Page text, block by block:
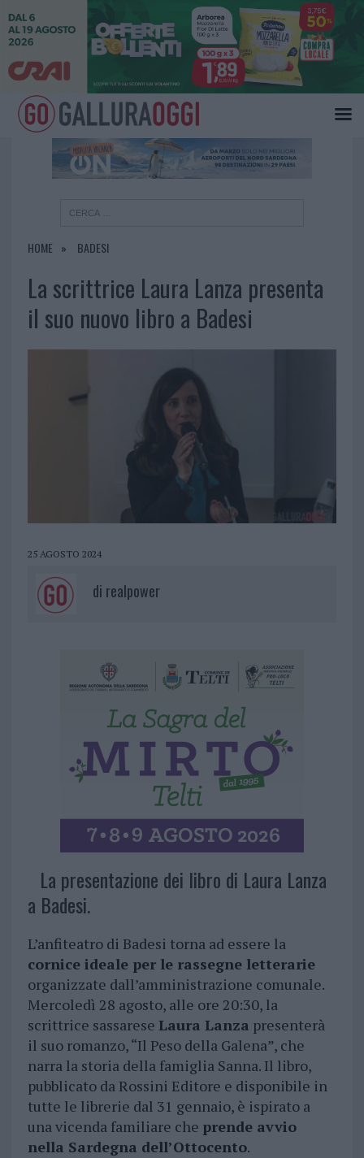
HOME BADESI
La scrittrice Laura Lanza presenta
il suo nuovo libro a Badesi
25 AGOSTO 2024
di realpower
La presentazione dei libro di Laura Lanza
a Badesi.
L’anfiteatro di Badesi torna ad essere la
cornice ideale per le rassegne letterarie
organizzate dall’amministrazione comunale.
Mercoledì 28 agosto, alle ore 20:30, la
scrittrice sassarese Laura Lanza presenterà
il suo romanzo, “Il Peso della Galena”, che
narra la storia della famiglia Sanna. Il libro,
pubblicato da Rossini Editore e disponibile in
tutte le librerie dal 31 gennaio, è ispirato a
una vicenda familiare che prende avvio
nella Sardegna dell’Ottocento.
×